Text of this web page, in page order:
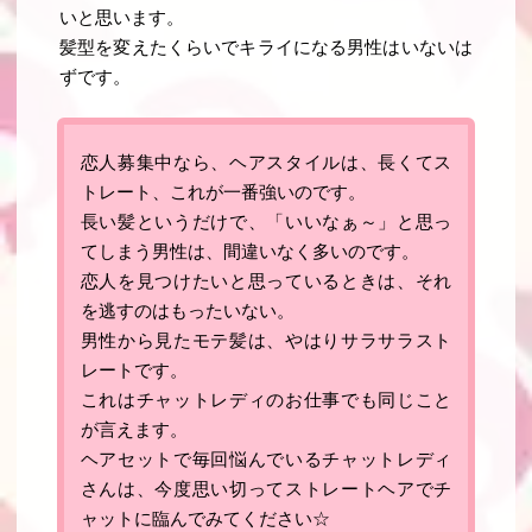
いと思います。
髪型を変えたくらいでキライになる男性はいないは
ずです。
恋人募集中なら、ヘアスタイルは、長くてス
トレート、これが一番強いのです。
長い髪というだけで、「いいなぁ～」と思っ
てしまう男性は、間違いなく多いのです。
恋人を見つけたいと思っているときは、それ
を逃すのはもったいない。
男性から見たモテ髪は、やはりサラサラスト
レートです。
これはチャットレディのお仕事でも同じこと
が言えます。
ヘアセットで毎回悩んでいるチャットレディ
さんは、今度思い切ってストレートヘアでチ
ャットに臨んでみてください☆